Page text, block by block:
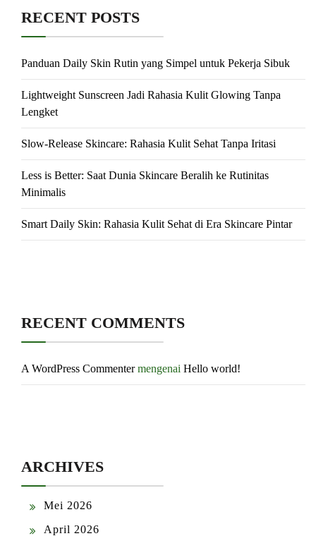
RECENT POSTS
Panduan Daily Skin Rutin yang Simpel untuk Pekerja Sibuk
Lightweight Sunscreen Jadi Rahasia Kulit Glowing Tanpa
Lengket
Slow-Release Skincare: Rahasia Kulit Sehat Tanpa Iritasi
Less is Better: Saat Dunia Skincare Beralih ke Rutinitas
Minimalis
Smart Daily Skin: Rahasia Kulit Sehat di Era Skincare Pintar
RECENT COMMENTS
A WordPress Commentermengenai Hello world!
ARCHIVES
Mei 2026
April 2026